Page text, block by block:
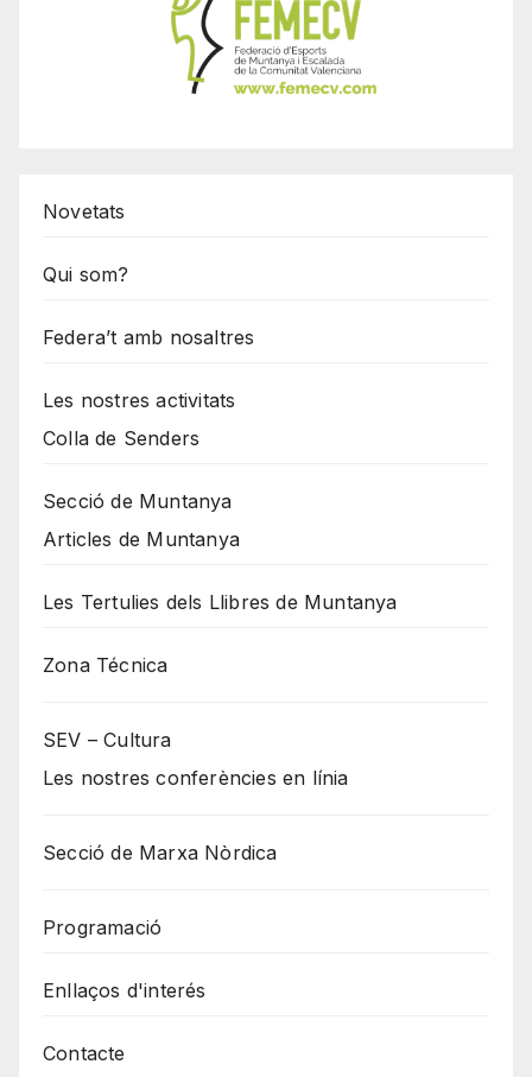
Novetats
Qui som?
Federa’t amb nosaltres
Les nostres activitats
Colla de Senders
Secció de Muntanya
Articles de Muntanya
Les Tertulies dels Llibres de Muntanya
Zona Técnica
SEV – Cultura
Les nostres conferències en línia
Secció de Marxa Nòrdica
Programació
Enllaços d'interés
Contacte